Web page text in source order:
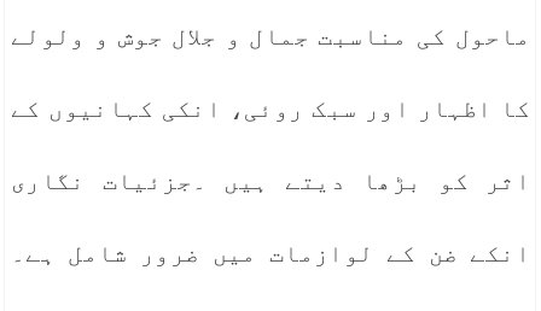
ماحول کی مناسبت جمال و جلال جوش و ولولے
کا اظہار اور سبک روئی، انکی کہانیوں کے
اثر کو بڑھا دیتے ہیں ۔جزئیات نگاری
انکے ضن کے لوازمات میں ضرور شامل ہے۔